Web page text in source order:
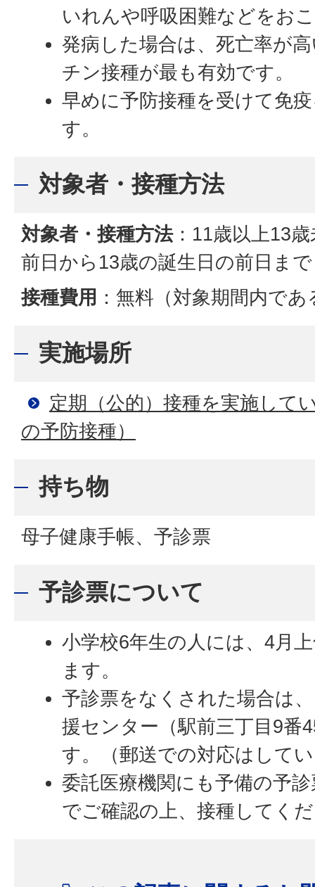
いれんや呼吸困難などをお
発病した場合は、死亡率が
チン接種が最も有効です。
早めに予防接種を受けて免
す。
対象者・接種方法
対象者・接種方法：11歳以上13
前日から13歳の誕生日の前日ま
接種費用 ：無料（対象期間内で
実施場所
定期（公的）接種を実施して
の予防接種）
持ち物
母子健康手帳、予診票
予診票について
小学校6年生の人には、4月
ます。
予診票をなくされた場合は
援センター（駅前三丁目9番
す。（郵送での対応はして
委託医療機関にも予備の予
でご確認の上、接種してく